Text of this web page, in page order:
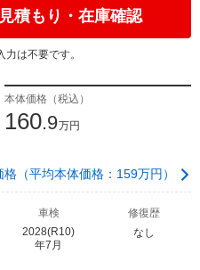
見積もり・在庫確認
は不要です。
本体価格（税込）
160.9万円
（平均本体価格：159万円）
車検
2028(R10)
年7月
修復歴
なし